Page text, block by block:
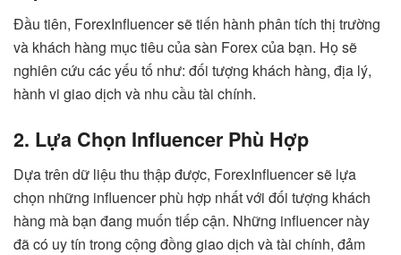
Đầu tiên, ForexInfluencer sẽ tiến hành phân tích thị trường
và khách hàng mục tiêu của sàn Forex của bạn. Họ sẽ
nghiên cứu các yếu tố như: đối tượng khách hàng, địa lý,
hành vi giao dịch và nhu cầu tài chính.
2. Lựa Chọn Influencer Phù Hợp
Dựa trên dữ liệu thu thập được, ForexInfluencer sẽ lựa
chọn những influencer phù hợp nhất với đối tượng khách
hàng mà bạn đang muốn tiếp cận. Những influencer này
đã có uy tín trong cộng đồng giao dịch và tài chính, đảm